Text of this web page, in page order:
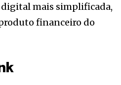
digital mais simplificada,
financeiro do